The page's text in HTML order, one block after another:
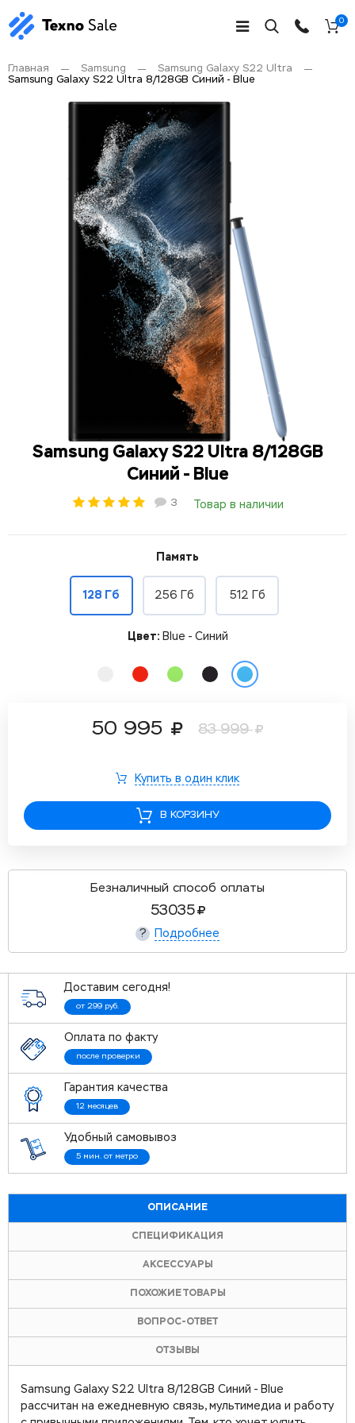
0
Главная Samsung
Samsung Galaxy S22 Ultra
Samsung Galaxy S22 Ultra 8/128GB Синий - Blue
Samsung Galaxy S22 Ultra 8/128GB
Синий - Blue
3 Товар в наличии
Память
128 Гб 256 Гб 512 Гб
Цвет: Blue - Синий
50 995 83 999
Купить в один клик
В КОРЗИНУ
53035
Безналичный способ оплаты
? Подробнее
Доставим сегодня!
от 299 руб.
Оплата по факту
после проверки
Гарантия качества
12 месяцев
Удобный самовывоз
5 мин. от метро
ОПИСАНИЕ
СПЕЦИФИКАЦИЯ
АКСЕССУАРЫ
ПОХОЖИЕ ТОВАРЫ
ВОПРОС-ОТВЕТ
ОТЗЫВЫ
Samsung Galaxy S22 Ultra 8/128GB Синий - Blue
рассчитан на ежедневную связь, мультимедиа и работу